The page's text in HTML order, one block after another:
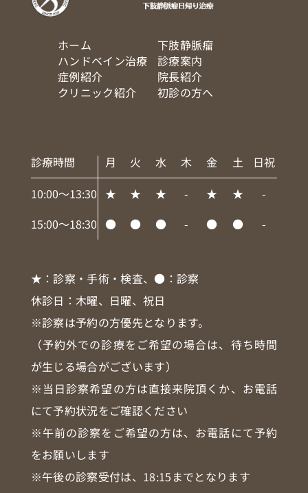
ホーム
下肢静脈瘤
ハンドベイン治療
診療案内
症例紹介
院長紹介
クリニック紹介
初診の方へ
診療時間 月 火 水 木 金 土
日祝
10:00～13:30 ★ ★ ★ - ★ ★
-
15:00～18:30 ● ● ● - ● ● -
★ ：診察・手術・検査、● ：診察
休診日：木曜、日曜、祝日
※診察は予約の方優先となります。
（予約外での診療をご希望の場合は、待ち時間
が生じる場合がございます）
※当日診察希望の方は直接来院頂くか、お電話
にて予約状況をご確認ください
※午前の診察をご希望の方は、お電話にて予約
をお願いします
※午後の診察受付は、18:15までとなります